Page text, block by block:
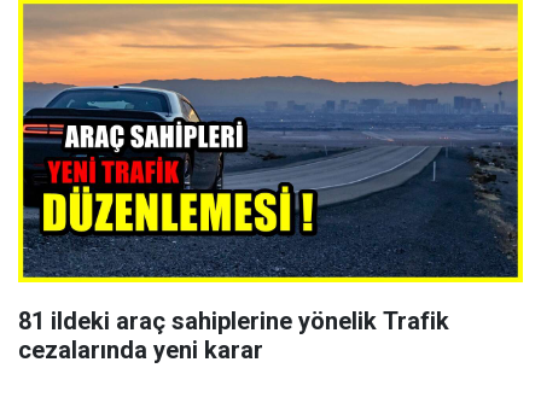
81 ildeki araç sahiplerine yönelik Trafik
cezalarında yeni karar